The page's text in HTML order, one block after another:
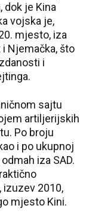
dok je Kina
vojska je,
mjesto, iza
Njemačka, što
i
sajtu
artiljerijskih
Po broju
i po ukupnoj
iza SAD.
izuzev 2010,
mjesto Kini.